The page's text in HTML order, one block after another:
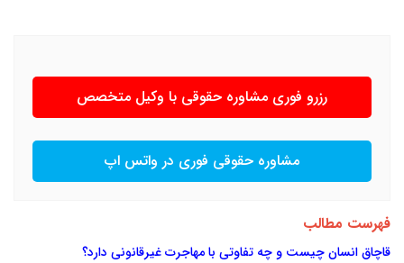
رزرو فوری مشاوره حقوقی با وکیل متخصص
مشاوره حقوقی فوری در واتس اپ
فهرست مطالب
قاچاق انسان چیست و چه تفاوتی با مهاجرت غیرقانونی دارد؟